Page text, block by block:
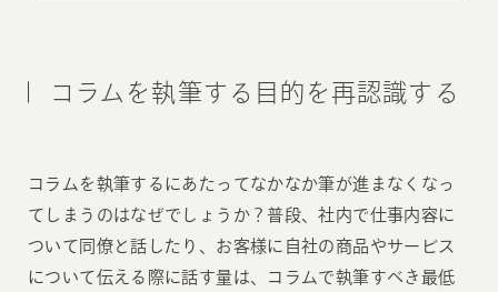
コラムを執筆する目的を再認識する
コラムを執筆するにあたってなかなか筆が進まなくなっ
てしまうのはなぜでしょうか？普段、社内で仕事内容に
ついて同僚と話したり、お客様に自社の商品やサービス
について伝える際に話す量は、コラムで執筆すべき最低